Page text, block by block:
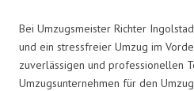
Bei Umzugsmeister Richter
und ein stressfreier Umzug im
zuverlässigen und professionellen
Umzugsunternehmen für den